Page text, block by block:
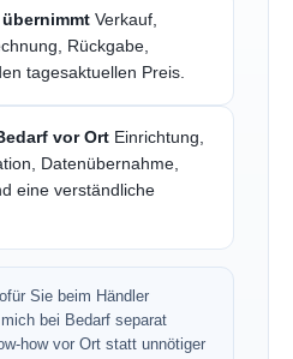
übernimmt Verkauf,
Rückgabe,
tagesaktuellen Preis.
vor Ort Einrichtung,
Datenübernahme,
eine verständliche
Sie beim Händler
bei Bedarf separat
how vor Ort statt unnötiger